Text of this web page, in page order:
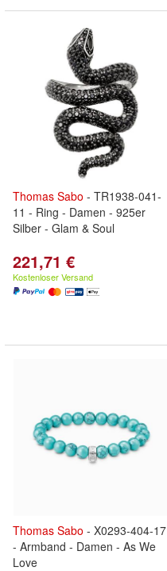
Thomas Sabo - TR1938-041-
11 - Ring - Damen - 925er
Silber - Glam & Soul
221,71 €
Kostenloser Versand
Thomas Sabo - X0293-404-17
- Armband - Damen - As We
Love